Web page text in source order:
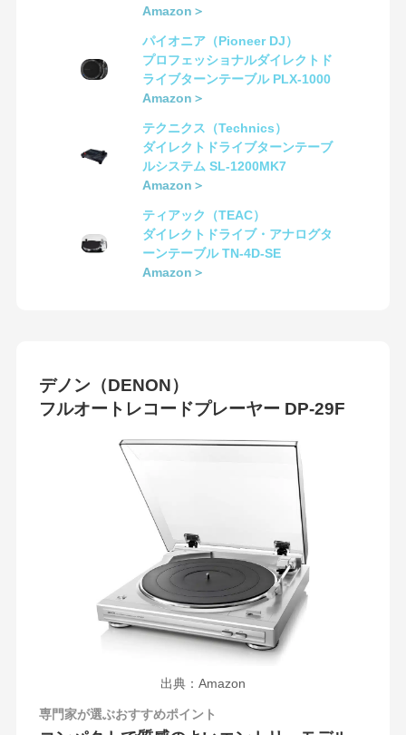
Amazon＞
パイオニア（Pioneer DJ）
プロフェッショナルダイレクトド
ライブターンテーブル PLX-1000
Amazon＞
テクニクス（Technics）
ダイレクトドライブターンテーブ
ルシステム SL-1200MK7
Amazon＞
ティアック（TEAC）
ダイレクトドライブ・アナログタ
ーンテーブル TN-4D-SE
Amazon＞
デノン（DENON）
フルオートレコードプレーヤー DP-29F
出典：Amazon
専門家が選ぶおすすめポイント